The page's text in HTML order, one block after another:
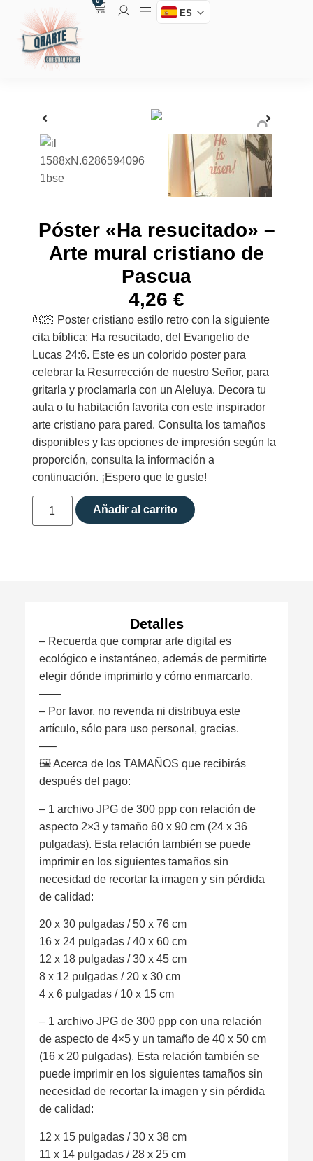
ES
Póster «Ha resucitado» –
Arte mural cristiano de
Pascua
4,26 €
👐🏻 Poster cristiano estilo retro con la siguiente
cita bíblica: Ha resucitado, del Evangelio de
Lucas 24:6. Este es un colorido poster para
celebrar la Resurrección de nuestro Señor, para
gritarla y proclamarla con un Aleluya. Decora tu
aula o tu habitación favorita con este inspirador
arte cristiano para pared. Consulta los tamaños
disponibles y las opciones de impresión según la
proporción, consulta la información a
continuación. ¡Espero que te guste!
Añadir al carrito
Detalles
– Recuerda que comprar arte digital es
ecológico e instantáneo, además de permitirte
elegir dónde imprimirlo y cómo enmarcarlo.
——
– Por favor, no revenda ni distribuya este
artículo, sólo para uso personal, gracias.
—–
🖼 Acerca de los TAMAÑOS que recibirás
después del pago:
– 1 archivo JPG de 300 ppp con relación de
aspecto 2×3 y tamaño 60 x 90 cm (24 x 36
pulgadas). Esta relación también se puede
imprimir en los siguientes tamaños sin
necesidad de recortar la imagen y sin pérdida
de calidad:
20 x 30 pulgadas / 50 x 76 cm
16 x 24 pulgadas / 40 x 60 cm
12 x 18 pulgadas / 30 x 45 cm
8 x 12 pulgadas / 20 x 30 cm
4 x 6 pulgadas / 10 x 15 cm
– 1 archivo JPG de 300 ppp con una relación
de aspecto de 4×5 y un tamaño de 40 x 50 cm
(16 x 20 pulgadas). Esta relación también se
puede imprimir en los siguientes tamaños sin
necesidad de recortar la imagen y sin pérdida
de calidad:
12 x 15 pulgadas / 30 x 38 cm
11 x 14 pulgadas / 28 x 25 cm